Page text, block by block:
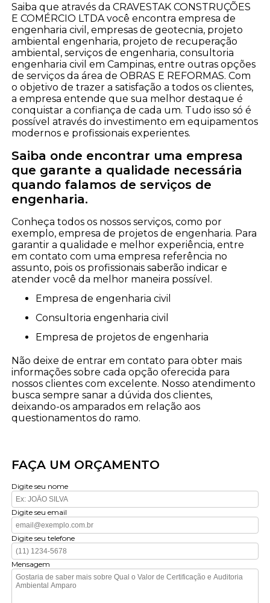
Saiba que através da CRAVESTAK CONSTRUÇÕES
E COMÉRCIO LTDA você encontra empresa de
engenharia civil, empresas de geotecnia, projeto
ambiental engenharia, projeto de recuperação
ambiental, serviços de engenharia, consultoria
engenharia civil em Campinas, entre outras opções
de serviços da área de OBRAS E REFORMAS. Com
o objetivo de trazer a satisfação a todos os clientes,
a empresa entende que sua melhor destaque é
conquistar a confiança de cada um. Tudo isso só é
possível através do investimento em equipamentos
modernos e profissionais experientes.
Saiba onde encontrar uma empresa
que garante a qualidade necessária
quando falamos de serviços de
engenharia.
Conheça todos os nossos serviços, como por
exemplo, empresa de projetos de engenharia. Para
garantir a qualidade e melhor experiência, entre
em contato com uma empresa referência no
assunto, pois os profissionais saberão indicar e
atender você da melhor maneira possível.
empresa de engenharia civil
consultoria engenharia civil
empresa de projetos de engenharia
Não deixe de entrar em contato para obter mais
informações sobre cada opção oferecida para
nossos clientes com excelente. Nosso atendimento
busca sempre sanar a dúvida dos clientes,
deixando-os amparados em relação aos
questionamentos do ramo.
FAÇA UM ORÇAMENTO
Digite seu nome
Digite seu email
Digite seu telefone
Mensagem